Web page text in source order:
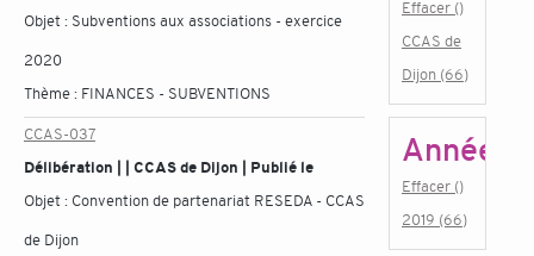
Objet : Subventions aux associations - exercice
2020
Thème : FINANCES - SUBVENTIONS
CCAS-037
Délibération | | CCAS de Dijon | Publié le
Objet : Convention de partenariat RESEDA - CCAS
de Dijon
Effacer ()
CCAS de
Dijon (66)
Année
Effacer ()
2019 (66)